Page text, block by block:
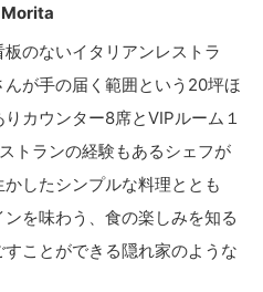
Morita
のないイタリアンレストラ
が手の届く範囲という20坪ほ
カウンター8席とVIPルーム１
トランの経験もあるシェフが
したシンプルな料理ととも
を味わう、食の楽しみを知る
ことができる隠れ家のような